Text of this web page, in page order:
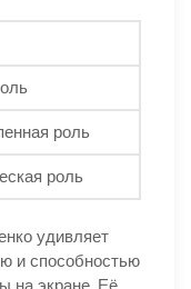
роль
роль
удивляет
и способностью